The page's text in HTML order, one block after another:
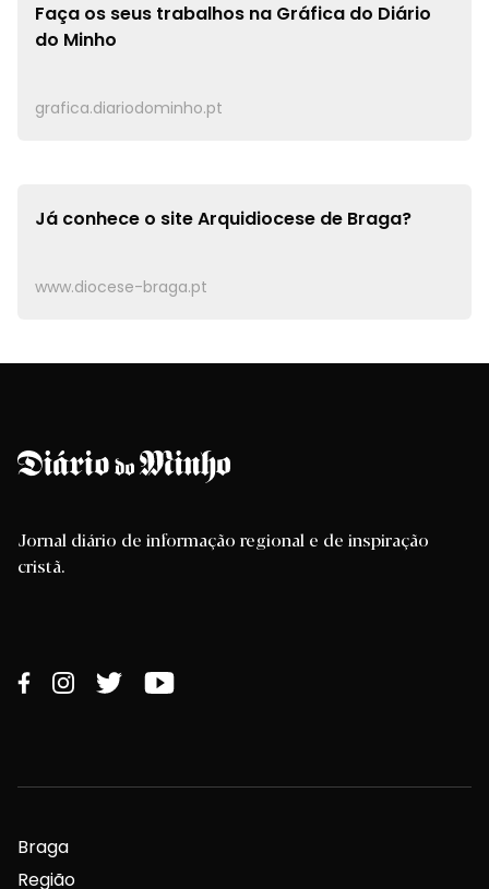
Faça os seus trabalhos na Gráfica do Diário
do Minho
grafica.diariodominho.pt
Já conhece o siteArquidiocese de Braga?
www.diocese-braga.pt
Jornal diário de informação regional e de inspiração
cristã.
Braga
Região